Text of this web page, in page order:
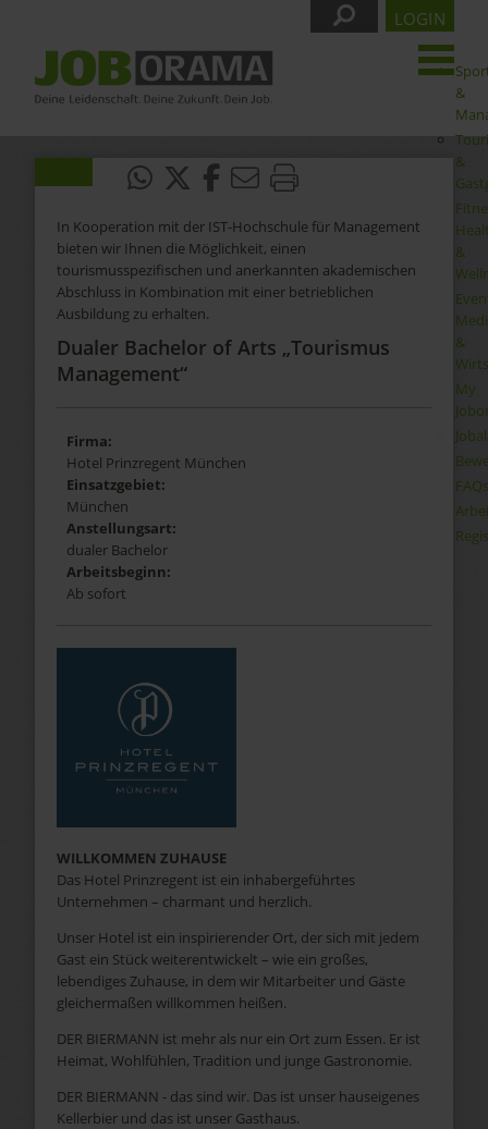
&
&
&
&
My
FAQs
LOGIN
In Kooperation mit der IST-Hochschule für Management
bieten wir Ihnen die Möglichkeit, einen
tourismusspezifischen und anerkannten akademischen
Abschluss in Kombination mit einer betrieblichen
Ausbildung zu erhalten.
Dualer Bachelor of Arts „Tourismus
Management“
Firma:
Hotel Prinzregent München
Einsatzgebiet:
München
Anstellungsart:
dualer Bachelor
Arbeitsbeginn:
Ab sofort
WILLKOMMEN ZUHAUSE
Das Hotel Prinzregent ist ein inhabergeführtes
Unternehmen – charmant und herzlich.
Unser Hotel ist ein inspirierender Ort, der sich mit jedem
Gast ein Stück weiterentwickelt – wie ein großes,
lebendiges Zuhause, in dem wir Mitarbeiter und Gäste
gleichermaßen willkommen heißen.
DER BIERMANN ist mehr als nur ein Ort zum Essen. Er ist
Heimat, Wohlfühlen, Tradition und junge Gastronomie.
DER BIERMANN - das sind wir. Das ist unser hauseigenes
Kellerbier und das ist unser Gasthaus.